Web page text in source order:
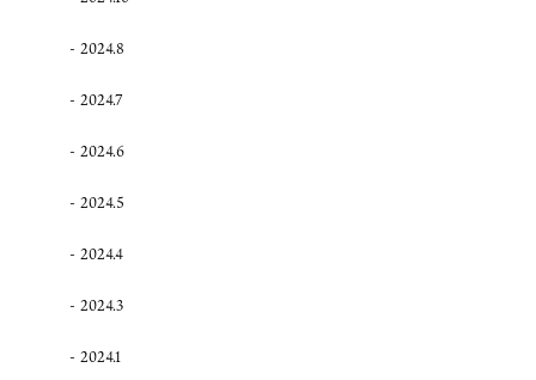
2024.8
2024.7
2024.6
2024.5
2024.4
2024.3
2024.1